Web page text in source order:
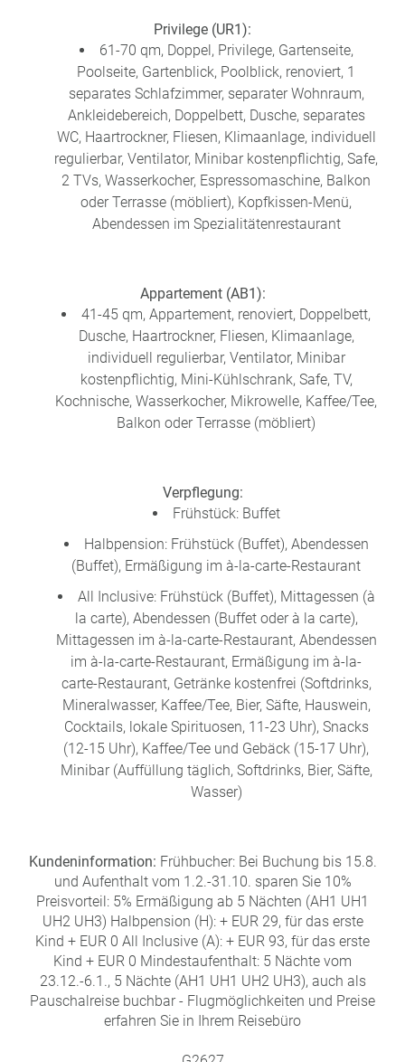
Privilege (UR1):
61-70 qm, Doppel, Privilege, Gartenseite,
Poolseite, Gartenblick, Poolblick, renoviert, 1
separates Schlafzimmer, separater Wohnraum,
Ankleidebereich, Doppelbett, Dusche, separates
WC, Haartrockner, Fliesen, Klimaanlage, individuell
regulierbar, Ventilator, Minibar kostenpflichtig, Safe,
2 TVs, Wasserkocher, Espressomaschine, Balkon
oder Terrasse (möbliert), Kopfkissen-Menü,
Abendessen im Spezialitätenrestaurant
Appartement (AB1):
41-45 qm, Appartement, renoviert, Doppelbett,
Dusche, Haartrockner, Fliesen, Klimaanlage,
individuell regulierbar, Ventilator, Minibar
kostenpflichtig, Mini-Kühlschrank, Safe, TV,
Kochnische, Wasserkocher, Mikrowelle, Kaffee/Tee,
Balkon oder Terrasse (möbliert)
Verpflegung:
Frühstück: Buffet
Halbpension: Frühstück (Buffet), Abendessen
(Buffet), Ermäßigung im à-la-carte-Restaurant
All Inclusive: Frühstück (Buffet), Mittagessen (à
la carte), Abendessen (Buffet oder à la carte),
Mittagessen im à-la-carte-Restaurant, Abendessen
im à-la-carte-Restaurant, Ermäßigung im à-la-
carte-Restaurant, Getränke kostenfrei (Softdrinks,
Mineralwasser, Kaffee/Tee, Bier, Säfte, Hauswein,
Cocktails, lokale Spirituosen, 11-23 Uhr), Snacks
(12-15 Uhr), Kaffee/Tee und Gebäck (15-17 Uhr),
Minibar (Auffüllung täglich, Softdrinks, Bier, Säfte,
Wasser)
Kundeninformation: Frühbucher: Bei Buchung bis 15.8.
und Aufenthalt vom 1.2.-31.10. sparen Sie 10%
Preisvorteil: 5% Ermäßigung ab 5 Nächten (AH1 UH1
UH2 UH3) Halbpension (H): + EUR 29, für das erste
Kind + EUR 0 All Inclusive (A): + EUR 93, für das erste
Kind + EUR 0 Mindestaufenthalt: 5 Nächte vom
23.12.-6.1., 5 Nächte (AH1 UH1 UH2 UH3), auch als
Pauschalreise buchbar - Flugmöglichkeiten und Preise
erfahren Sie in Ihrem Reisebüro